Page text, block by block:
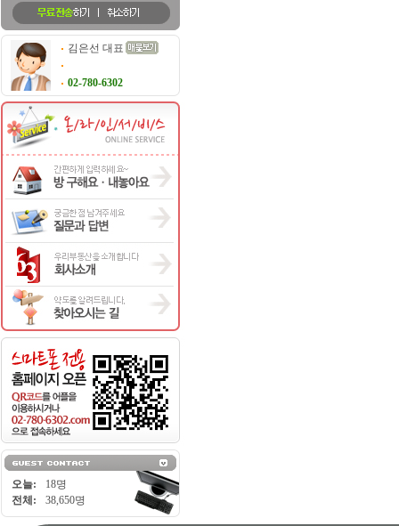
김은선 대표
02-780-6302
오늘:
18명
전체:
38,650명